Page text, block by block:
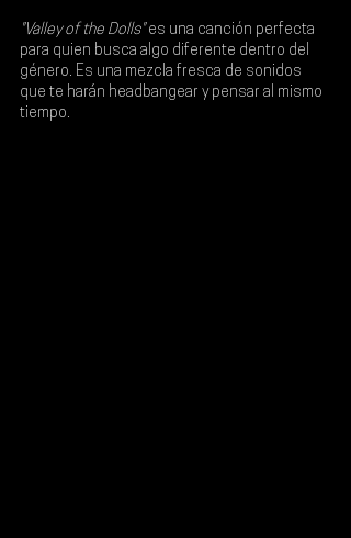
"Valley of the Dolls" es una canción perfecta
para quien busca algo diferente dentro del
género. Es una mezcla fresca de sonidos
que te harán headbangear y pensar al mismo
tiempo.